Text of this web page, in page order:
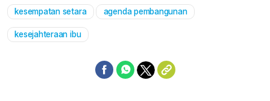
kesempatan setara agenda pembangunan
kesejahteraan ibu